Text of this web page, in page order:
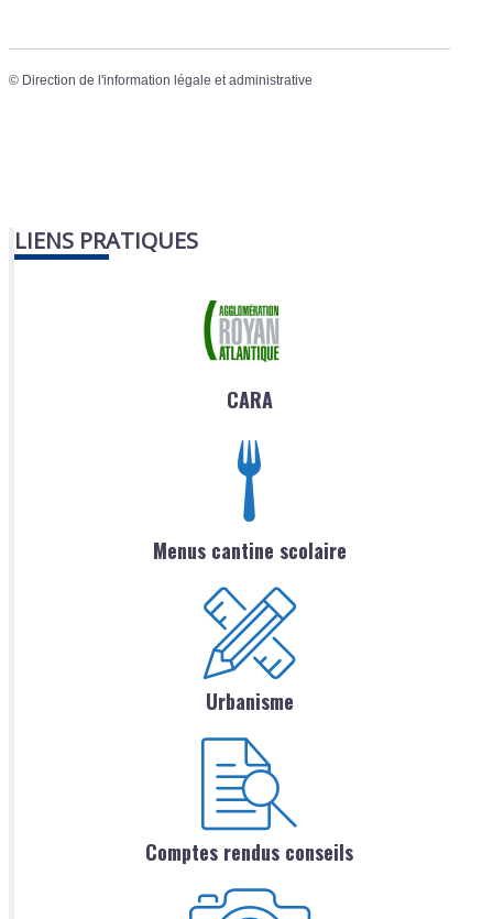
© Direction de l'information légale et administrative
LIENS PRATIQUES
CARA
Menus cantine scolaire
Urbanisme
Comptes rendus conseils